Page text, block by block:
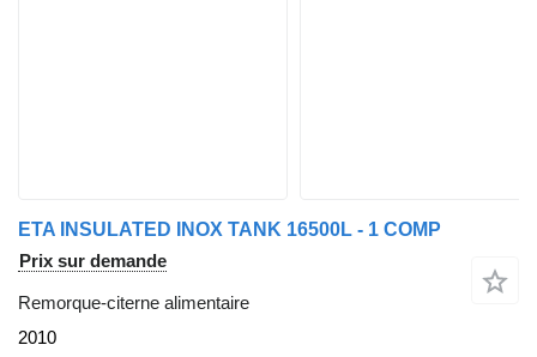
ETA INSULATED INOX TANK 16500L - 1 COMP
Prix sur demande
Remorque-citerne alimentaire
2010